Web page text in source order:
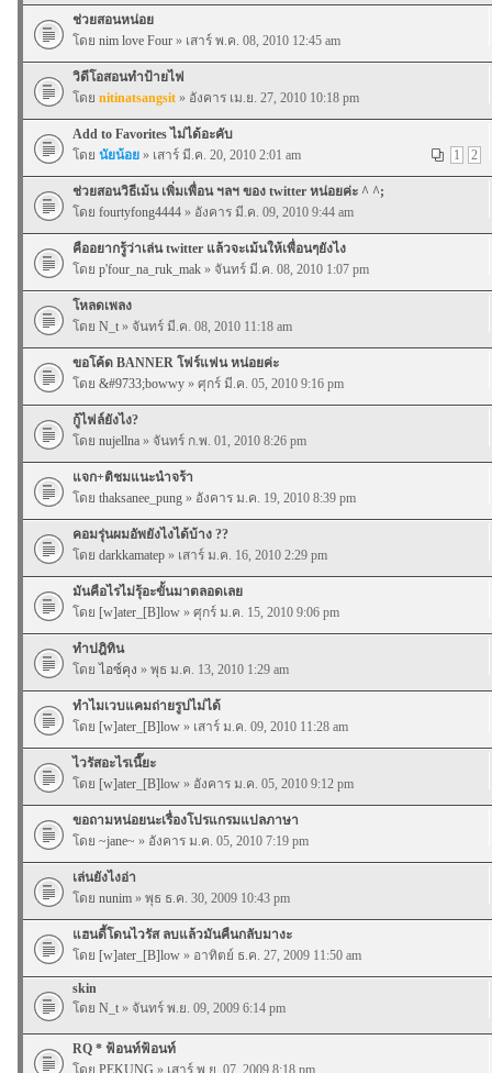
ช่วยสอนหน่อย
โดย nim love Four » เสาร์ พ.ค. 08, 2010 12:45 am
วิดีโอสอนทำป้ายไฟ
โดย nitinatsangsit » อังคาร เม.ย. 27, 2010 10:18 pm
Add to Favorites ไม่ได้อะคับ
1
2
โดย นัยน้อย » เสาร์ มี.ค. 20, 2010 2:01 am
ช่วยสอนวิธีเม้น เพิ่มเพื่อน ฯลฯ ของ twitter หน่อยค่ะ ^ ^;
โดย fourtyfong4444 » อังคาร มี.ค. 09, 2010 9:44 am
คืออยากรู้ว่าเล่น twitter แล้วจะเม้นให้เพื่อนๆยังไง
โดย p'four_na_ruk_mak » จันทร์ มี.ค. 08, 2010 1:07 pm
โหลดเพลง
โดย N_t » จันทร์ มี.ค. 08, 2010 11:18 am
ขอโค้ด BANNER โฟร์แฟน หน่อยค่ะ
โดย &#9733;bowwy » ศุกร์ มี.ค. 05, 2010 9:16 pm
กู้ไฟล์ยังไง?
โดย nujellna » จันทร์ ก.พ. 01, 2010 8:26 pm
แจก+ติชมแนะนำจร้า
โดย thaksanee_pung » อังคาร ม.ค. 19, 2010 8:39 pm
คอมรุ่นผมอัพยังไงได้บ้าง ??
โดย darkkamatep » เสาร์ ม.ค. 16, 2010 2:29 pm
มันคือไรไม่รุ้อะขั้นมาตลอดเลย
โดย [w]ater_[B]low » ศุกร์ ม.ค. 15, 2010 9:06 pm
ทำปฎิทิน
โดย ไอซ์คุง » พุธ ม.ค. 13, 2010 1:29 am
ทำไมเวบแคมถ่ายรูปไม่ได้
โดย [w]ater_[B]low » เสาร์ ม.ค. 09, 2010 11:28 am
ไวรัสอะไรเนี๊ยะ
โดย [w]ater_[B]low » อังคาร ม.ค. 05, 2010 9:12 pm
ขอถามหน่อยนะเรื่องโปรแกรมแปลภาษา
โดย ~jane~ » อังคาร ม.ค. 05, 2010 7:19 pm
เล่นยังไงอ่า
โดย nunim » พุธ ธ.ค. 30, 2009 10:43 pm
แฮนดี้โดนไวรัส ลบแล้วมันคืนกลับมางะ
โดย [w]ater_[B]low » อาทิตย์ ธ.ค. 27, 2009 11:50 am
skin
โดย N_t » จันทร์ พ.ย. 09, 2009 6:14 pm
RQ * ฟ้อนท์ฟ้อนท์
โดย PEKUNG » เสาร์ พ.ย. 07, 2009 8:18 pm